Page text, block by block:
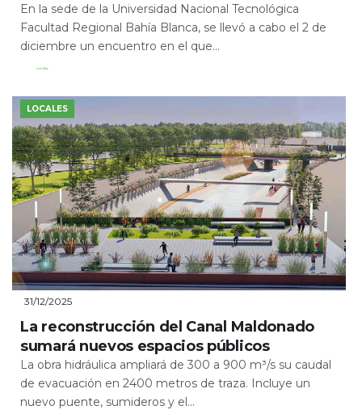
En la sede de la Universidad Nacional Tecnológica
Facultad Regional Bahía Blanca, se llevó a cabo el 2 de
diciembre un encuentro en el que...
Leer Más
LOCALES
31/12/2025
La reconstrucción del Canal Maldonado
sumará nuevos espacios públicos
La obra hidráulica ampliará de 300 a 900 m³/s su caudal
de evacuación en 2400 metros de traza. Incluye un
nuevo puente, sumideros y el...